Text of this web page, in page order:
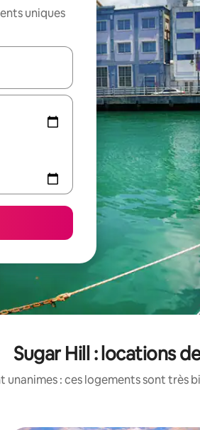
uniques
les flèches vers le haut et vers le bas
Sugar Hill : locations
unanimes : ces logements sont